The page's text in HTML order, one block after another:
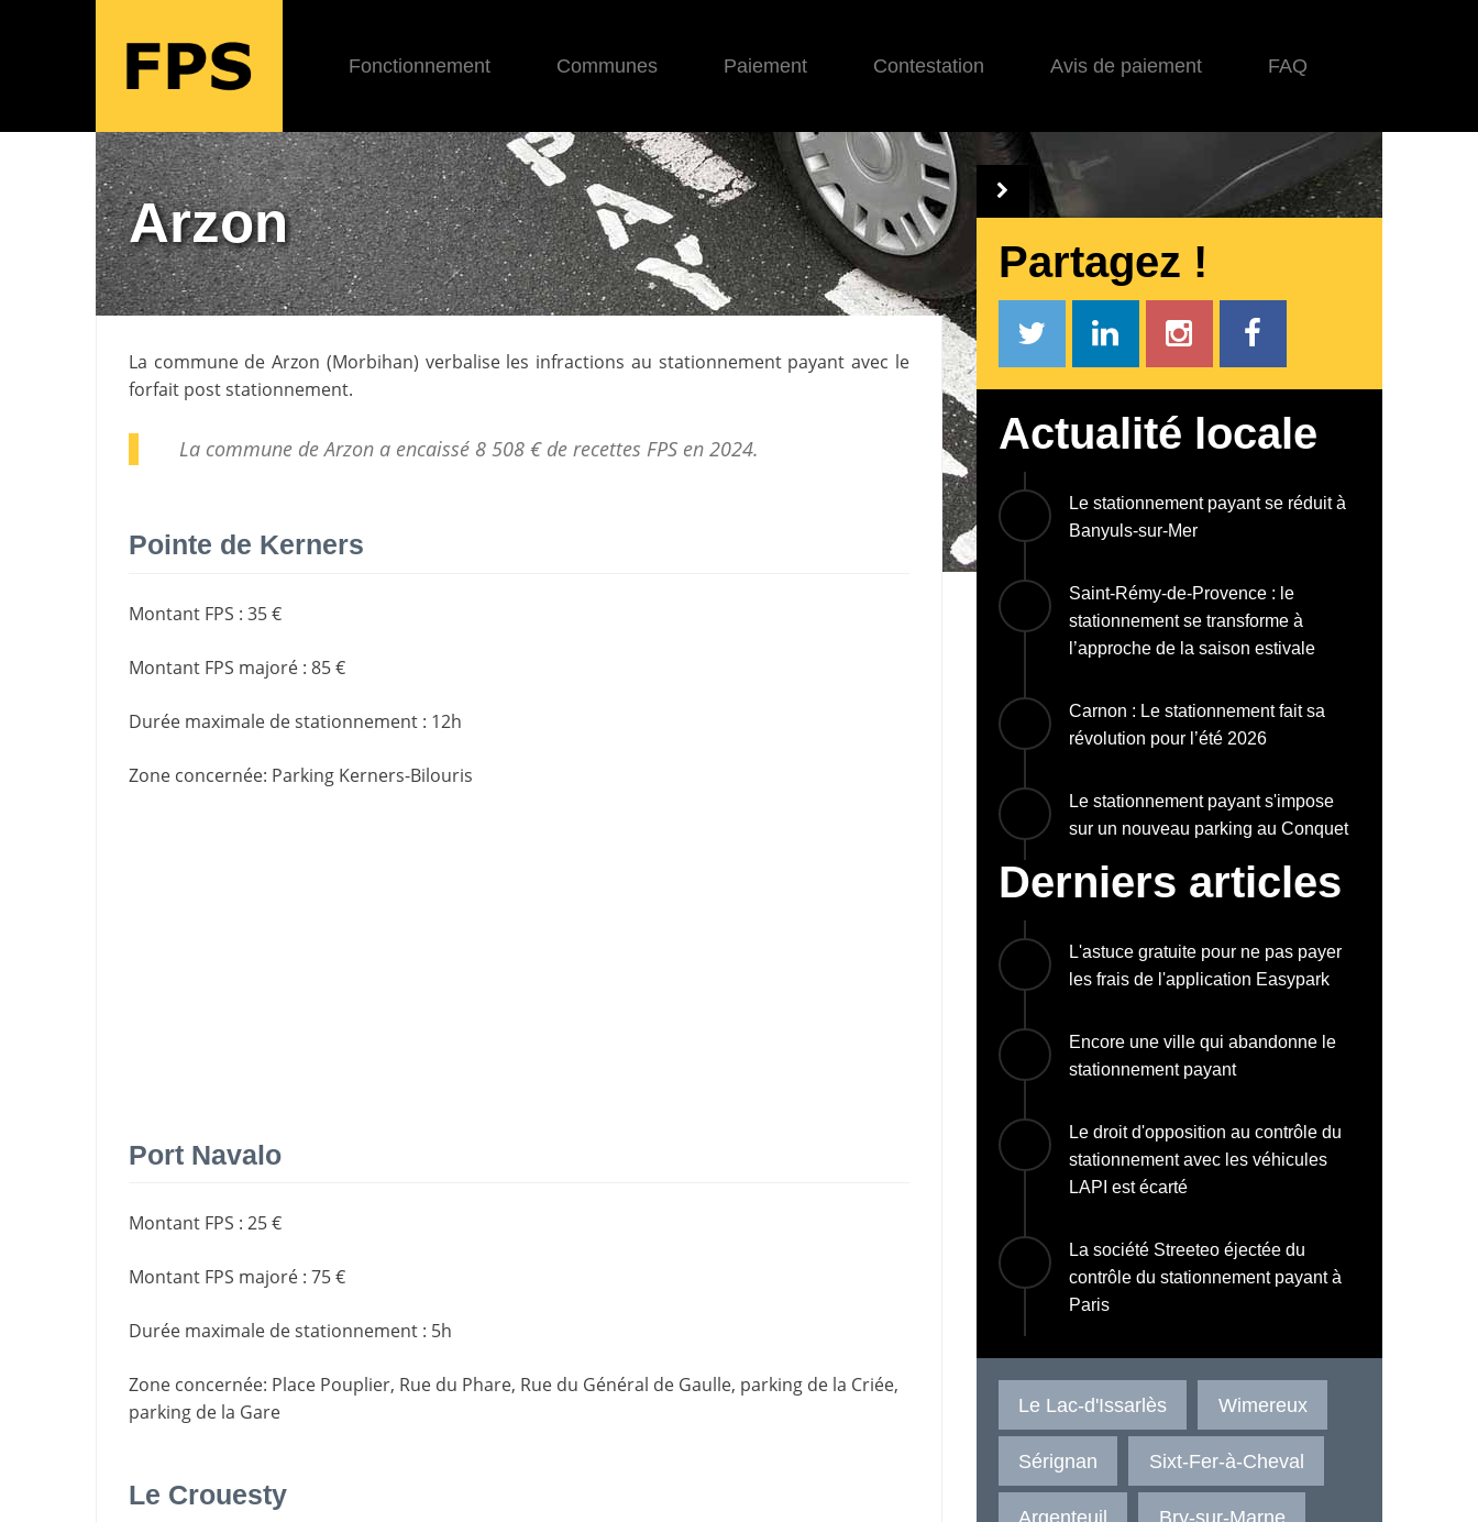
Fonctionnement Communes Paiement Contestation Avis de paiement FAQ
Arzon
La commune deArzon (Morbihan) verbalise les infractions au stationnement payant avec le
forfait post stationnement.
La commune de Arzon a encaissé 8 508 € de recettes FPSen 2024.
Pointe de Kerners
Montant FPS : 35 €
Montant FPS majoré : 85 €
Durée maximale de stationnement : 12h
Zone concernée: Parking Kerners-Bilouris
Port Navalo
Montant FPS : 25 €
Montant FPS majoré : 75 €
Durée maximale de stationnement : 5h
Zone concernée: Place Pouplier, Rue du Phare, Rue du Général de Gaulle, parking de la Criée,
parking de la Gare
Le Crouesty
Partagez !
Actualité locale
Le stationnement payant se réduit à
Banyuls-sur-Mer
Saint-Rémy-de-Provence : le
stationnement se transforme à
l’approche de la saison estivale
Carnon : Le stationnement fait sa
révolution pour l’été 2026
Le stationnement payant s'impose
sur un nouveau parking au Conquet
Derniers articles
L'astuce gratuite pour ne pas payer
les frais de l'application Easypark
Encore une ville qui abandonne le
stationnement payant
Le droit d'opposition au contrôle du
stationnement avec les véhicules
LAPI est écarté
La société Streeteo éjectée du
contrôle du stationnement payant à
Paris
Le Lac-d'Issarlès Wimereux
Sérignan Sixt-Fer-à-Cheval
Argenteuil Bry-sur-Marne